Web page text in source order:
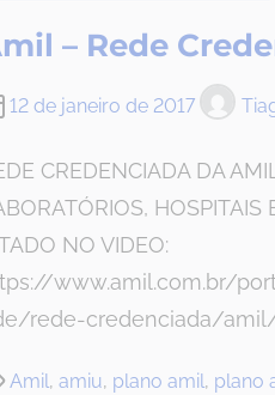
– Rede
12 de janeiro de 2017
CREDENCIADA DA
HOSPITAIS
NO VIDEO:
www.amil.com.br/
rede-credenciada/
Amil, amiu, plano amil, plano